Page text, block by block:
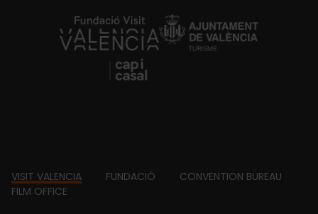
https://fundacion.visitvalencia.com/
Footer
VISIT VALENCIA FUNDACIÓ
CONVENTION BUREAU
FILM OFFICE